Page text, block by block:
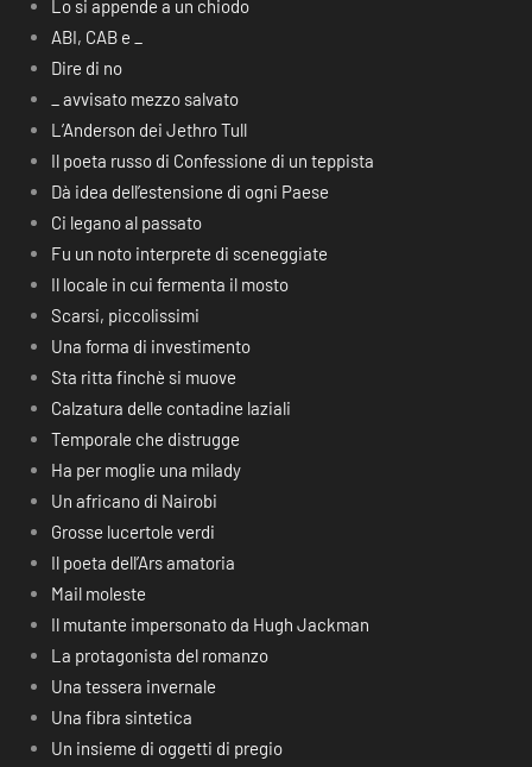
Lo si appende a un chiodo
ABI, CAB e _
Dire di no
_ avvisato mezzo salvato
L’Anderson dei Jethro Tull
Il poeta russo di Confessione di un teppista
Dà idea dell’estensione di ogni Paese
Ci legano al passato
Fu un noto interprete di sceneggiate
Il locale in cui fermenta il mosto
Scarsi, piccolissimi
Una forma di investimento
Sta ritta finchè si muove
Calzatura delle contadine laziali
Temporale che distrugge
Ha per moglie una milady
Un africano di Nairobi
Grosse lucertole verdi
Il poeta dell’Ars amatoria
Mail moleste
Il mutante impersonato da Hugh Jackman
La protagonista del romanzo
Una tessera invernale
Una fibra sintetica
Un insieme di oggetti di pregio